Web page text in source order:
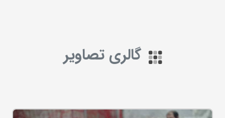
گالری تصاویر